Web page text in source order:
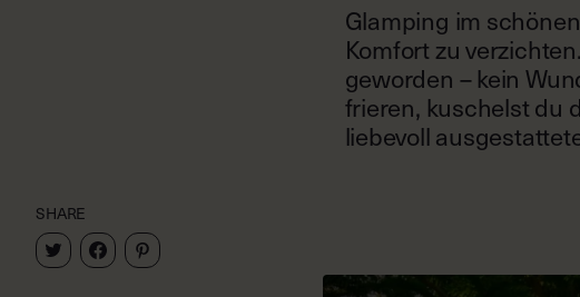
Glamping im
Komfort zu
geworden – kein
frieren, kuschelst du
liebevoll
SHARE